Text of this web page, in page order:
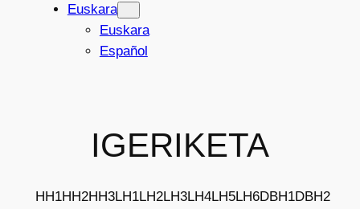
Euskara
Euskara
Español
IGERIKETA
HH1HH2HH3LH1LH2LH3LH4LH5LH6DBH1DBH2